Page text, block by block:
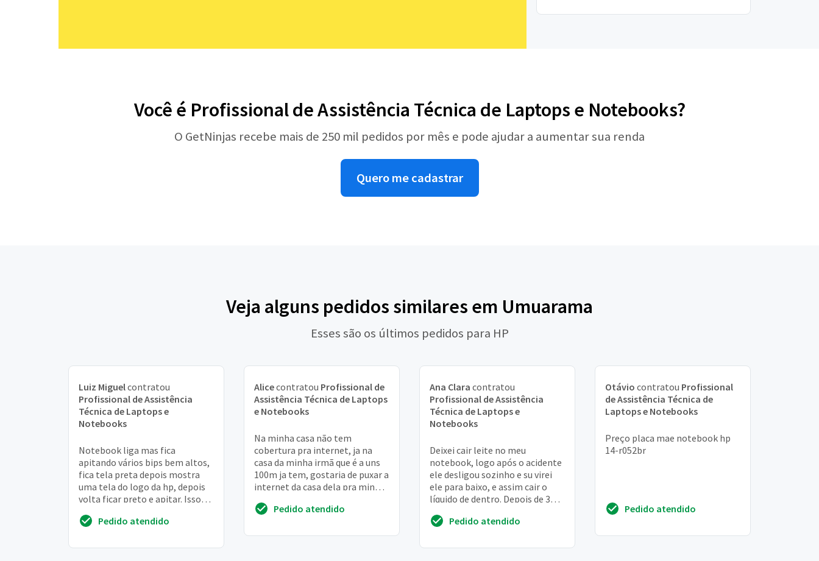
Você é Profissional de Assistência Técnica de Laptops e Notebooks?
O GetNinjas recebe mais de 250 mil pedidos por mês e pode ajudar a aumentar sua renda
Quero me cadastrar
Veja alguns pedidos similares em Umuarama
Esses são os últimos pedidos para HP
Luiz Miguelcontratou
Profissional de Assistência
Técnica de Laptops e
Notebooks
Notebook liga mas fica
apitando vários bips bem altos,
fica tela preta depois mostra
uma tela do logo da hp, depois
volta ficar preto e apitar. Isso
no teclado
Pedido atendido
Alicecontratou Profissional de
Assistência Técnica de Laptops
e Notebooks
Na minha casa não tem
cobertura pra internet, ja na
casa da minha irmã que é a uns
100m ja tem, gostaria de puxar a
internet da casa dela pra minha
Pedido atendido
Ana Clara contratou
Profissional de Assistência
Técnica de Laptops e
Notebooks
Deixei cair leite no meu
notebook, logo após o acidente
ele desligou sozinho e su virei
ele para baixo, e assim cair o
líquido de dentro. Depois de 3
m... Pedido atendido
Otávio contratou Profissional
de Assistência Técnica de
Laptops e Notebooks
Preço placa mae notebook hp
14-r052br
Pedido atendido